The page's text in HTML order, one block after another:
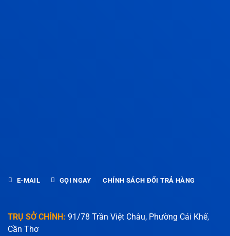
TRỤ SỞ CHÍNH: 91/78 Trần Việt Châu, Phường Cái Khế,
Cần Thơ
E-MAIL GỌI NGAY CHÍNH SÁCH ĐỔI TRẢ HÀNG